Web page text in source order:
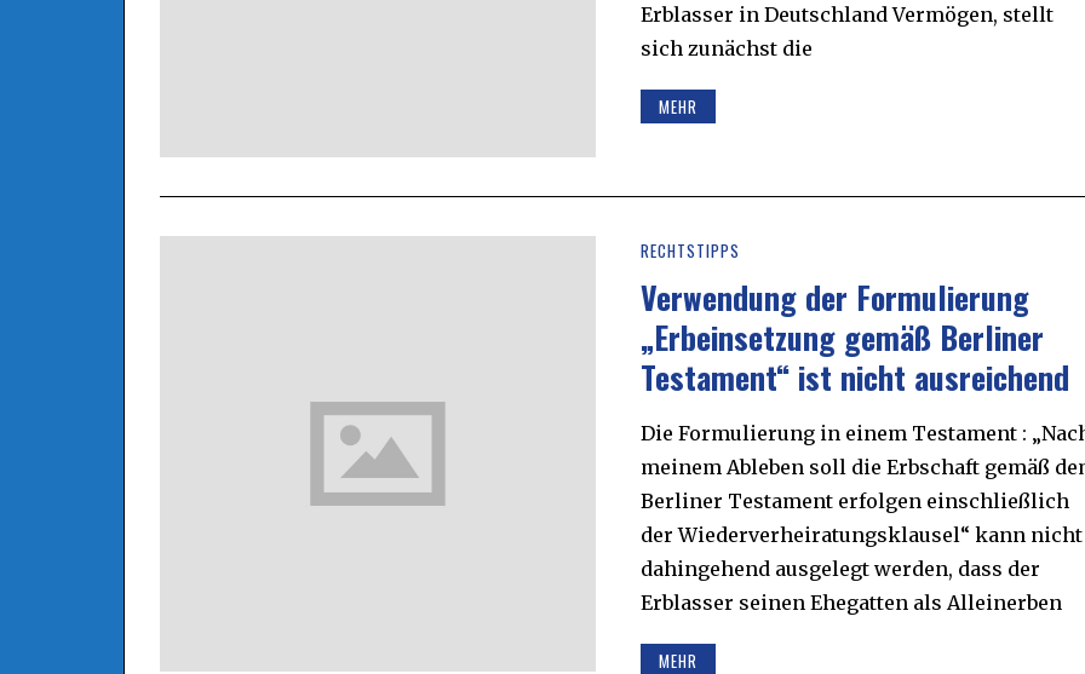
Erblasser in Deutschland Vermögen, stellt
sich zunächst die
MEHR
RECHTSTIPPS
Verwendung der Formulierung
„Erbeinsetzung gemäß Berliner
Testament“ ist nicht ausreichend
Die Formulierung in einem Testament :
meinem Ableben soll die Erbschaft gemäß
Berliner Testament erfolgen einschließlich
der Wiederverheiratungsklausel“ kann nicht
dahingehend ausgelegt werden, dass der
Erblasser seinen Ehegatten als Alleinerben
MEHR